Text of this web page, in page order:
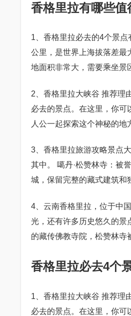
香格里拉有哪些
1、香格里拉必去的4个景
公里，是世界上海拔落差最
地面积非常大，需要乘坐景
2、香格里拉大峡谷 推荐理
必去的景点。在这里，你可
人公一起探索这个神秘的地
3、香格里拉旅游攻略景点
其中。 噶丹·松赞林寺：被
城，保留完整的藏式建筑和
4、云南香格里拉，位于中
光，还有许多历史悠久的景
的藏传佛教寺院，松赞林寺
香格里拉必去4个
1、香格里拉大峡谷 推荐理
必去的景点。在这里，你可